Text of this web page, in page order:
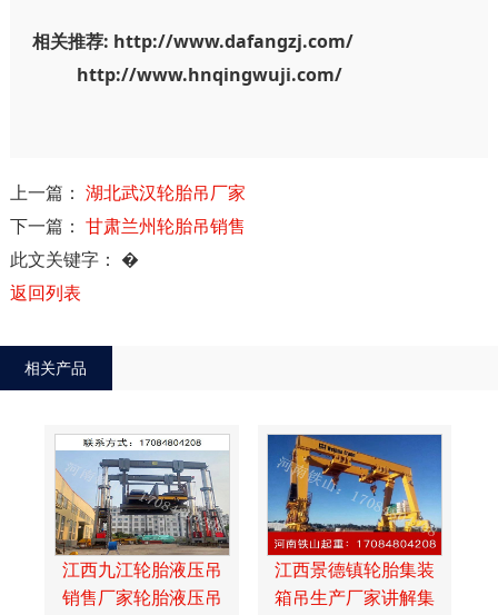
相关推荐: http://www.dafangzj.com/
http://www.hnqingwuji.com/
上一篇： 湖北武汉轮胎吊厂家
下一篇： 甘肃兰州轮胎吊销售
此文关键字： �
返回列表
相关产品
江西九江轮胎液压吊
销售厂家轮胎液压吊
江西景德镇轮胎集装
箱吊生产厂家讲解集